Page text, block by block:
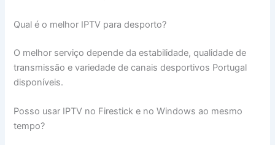
Qual é o melhor IPTV para desporto?
O melhor serviço depende da estabilidade, qualidade de
transmissão e variedade de canais desportivos Portugal
disponíveis.
Posso usar IPTV no Firestick e no Windows ao mesmo
tempo?